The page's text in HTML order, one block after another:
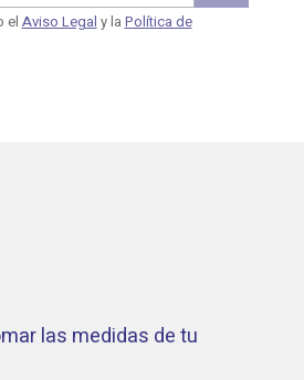
el Aviso Legal y la Política de
las medidas de tu